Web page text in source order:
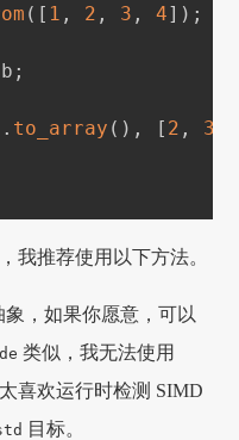
( [ 1 , 2 , 3 , 4] ) ;
b ;
. to_array ( ) , [ 2 , 3
我推荐使用以下方法。
象，如果你愿意，可以
类似，我无法使用
喜欢运行时检测 SIMD
目标。